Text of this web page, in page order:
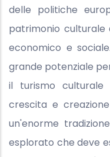
delle politiche
patrimonio
economico e
grande potenziale
il turismo
crescita e
un'enorme
esplorato che deve